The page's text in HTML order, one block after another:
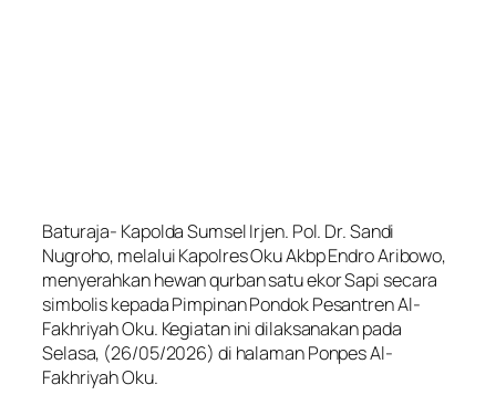
Baturaja- Kapolda Sumsel Irjen. Pol. Dr. Sandi
Nugroho, melalui Kapolres Oku Akbp Endro Aribowo,
menyerahkan hewan qurban satu ekor Sapi secara
simbolis kepada Pimpinan Pondok Pesantren Al-
Fakhriyah Oku. Kegiatan ini dilaksanakan pada
Selasa, (26/05/2026) di halaman Ponpes Al-
Fakhriyah Oku.